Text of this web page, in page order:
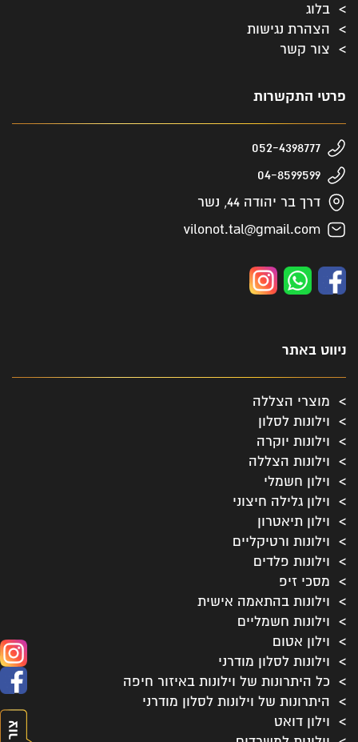
בלוג
הצהרת נגישות
צור קשר
ניווט באתר
מוצרי הצללה
וילונות לסלון
וילונות יוקרה
וילונות הצללה
וילון חשמלי
וילון גלילה חיצוני
וילון תיאטרון
וילונות ורטיקליים
וילונות פלדים
מסכי זיפ
וילונות בהתאמה אישית
וילונות חשמליים
וילון אטום
וילונות לסלון מודרני
כל היתרונות של וילונות באיזור חיפה
היתרונות של וילונות לסלון מודרני
וילון דואט
פרטי התקשרות
052-4398777
04-8599599
דרך בר יהודה 44, נשר
vilonot.tal@gmail.com